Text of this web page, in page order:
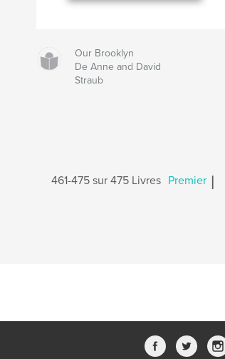
Our Brooklyn
De Anne and David
Straub
461-475 sur 475 Livres Premier |